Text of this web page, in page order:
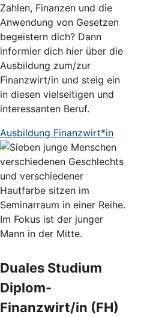
Zahlen, Finanzen und die
Anwendung von Gesetzen
begeistern dich? Dann
informier dich hier über die
Ausbildung zum/zur
Finanzwirt/in und steig ein
in diesen vielseitigen und
interessanten Beruf.
Ausbildung Finanzwirt*in
Duales Studium
Diplom-
Finanzwirt/in (FH)